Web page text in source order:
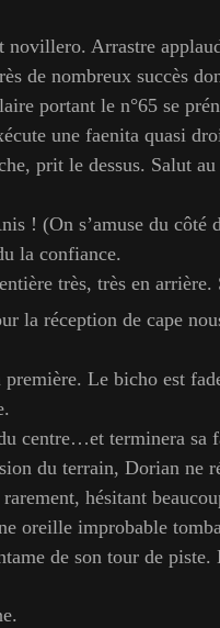
novillero. Arrastre
de nombreux succès
portant le n°65 se
une faenita quasi
prit le dessus. Salut
! (On s’amuse du côté
la confiance.
très, très en arrière.
la réception de cape
Le bicho est
centre…et terminera sa
du terrain, Dorian ne
hésitant
oreille improbable
de son tour de